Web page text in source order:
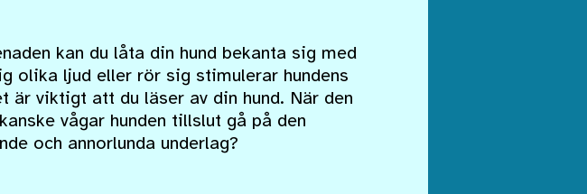
kan du låta din hund bekanta sig med
olika ljud eller rör sig stimulerar hundens
är viktigt att du läser av din hund. När den
vågar hunden tillslut gå på den
och annorlunda underlag?